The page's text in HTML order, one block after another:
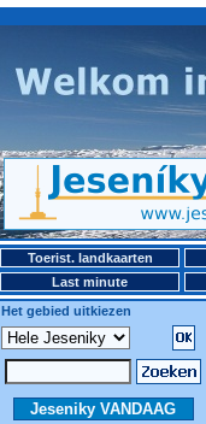
Toerist. landkaarten
Last minute
Het gebied uitkiezen
Jeseniky VANDAAG